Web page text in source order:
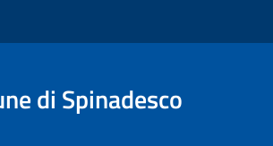
di Spinadesco